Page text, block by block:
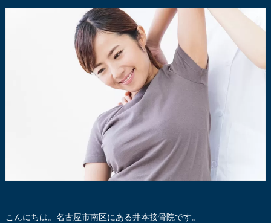
こんにちは。名古屋市南区にある井本接骨院です。